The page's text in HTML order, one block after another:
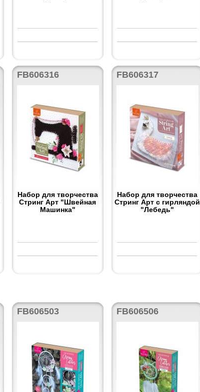
FB606316
Набор для творчества
Стринг Арт "Швейная
Машинка"
FB606317
Набор для творчества
Стринг Арт с гирляндой
"Лебедь"
FB606503 FB606506